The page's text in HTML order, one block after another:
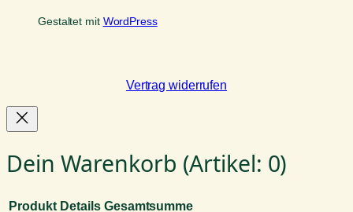
Gestaltet mit WordPress
Vertrag widerrufen
Dein Warenkorb (Artikel: 0)
Produkt Details Gesamtsumme